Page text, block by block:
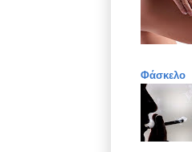
Φάσκελο